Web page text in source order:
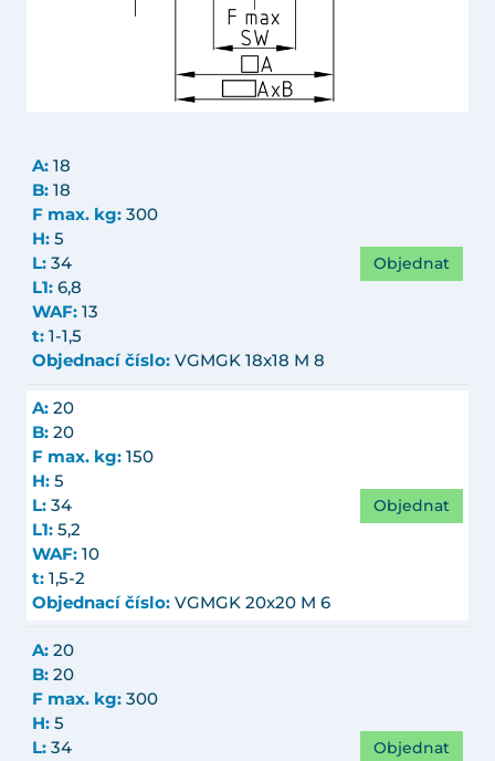
A: 18
B: 18
F max. kg: 300
H: 5
L: 34
L1: 6,8
WAF: 13
t: 1-1,5
Objednací číslo: VGMGK 18x18 M 8
Objednat
A: 20
B: 20
F max. kg: 150
H: 5
L: 34
L1: 5,2
WAF: 10
t: 1,5-2
Objednací číslo: VGMGK 20x20 M 6
Objednat
A: 20
B: 20
F max. kg: 300
H: 5
L: 34
Objednat